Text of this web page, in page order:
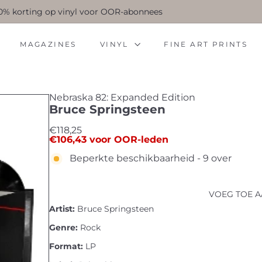
Pauzeer
korting op vinyl voor OOR-abonnees
MAGAZINES VINYL FINE ART PRINTS
Nebraska 82: Expanded Edition
Bruce Springsteen
Standaard
€118,25
€106,43voor OOR-leden
Beperkte beschikbaarheid - 9 over
VOEG TOE
Artist: Bruce Springsteen
Genre: Rock
Format: LP